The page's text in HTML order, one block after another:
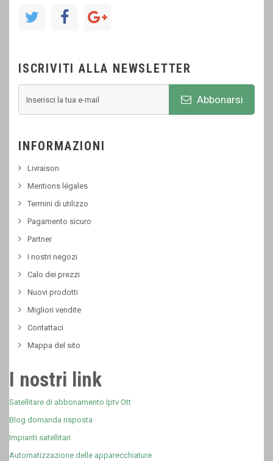
ISCRIVITI ALLA NEWSLETTER
Abbonarsi
INFORMAZIONI
Livraison
Mentions légales
Termini di utilizzo
Pagamento sicuro
Partner
I nostri negozi
Calo dei prezzi
Nuovi prodotti
Migliori vendite
Contattaci
Mappa del sito
I nostri link
Satellitare di abbonamento Iptv Ott
Blog domanda risposta
Impianti satellitari
Automatizzazione delle apparecchiature